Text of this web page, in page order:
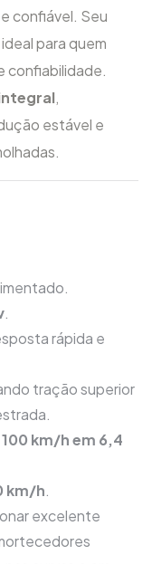
confiável. Seu
para quem
confiabilidade.
,
estável e
.
rápida e
tração superior
100 km/h em 6,4
km/h.
excelente